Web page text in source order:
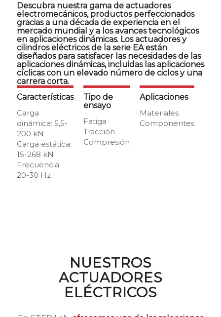
Descubra nuestra gama de actuadores
electromecánicos, productos perfeccionados
gracias a una década de experiencia en el
mercado mundial y a los avances tecnológicos
en aplicaciones dinámicas. Los actuadores y
cilindros eléctricos de la serie EA están
diseñados para satisfacer las necesidades de las
aplicaciones dinámicas, incluidas las aplicaciones
cíclicas con un elevado número de ciclos y una
carrera corta.
Características
Carga
dinámica: 5,5-
200 kN
Carga estática:
15-268 kN
Frecuencia:
20-30 Hz
Tipo de
ensayo
Fatiga
Tracción
Compresión
Aplicaciones
Materiales
Componentes
NUESTROS
ACTUADORES
ELÉCTRICOS